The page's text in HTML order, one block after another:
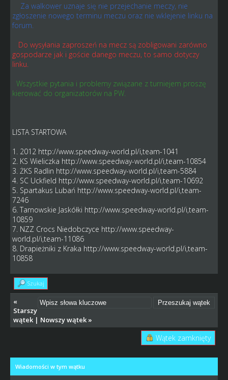
Za walkower uznaje się nie przejechanie meczy, nie
zgłoszenie nowego terminu meczu oraz nie wklejenie linku na
forum.
Do wysyłania zaproszeń na mecz są zobligowani zarówno
gospodarze jak i goście danego meczu, to samo dotyczy
linku.
Wszystkie pytania i problemy związane z turniejem proszę
kierować do organizatorów na PW.
LISTA STARTOWA
1. 2012 http://www.speedway-world.pl/i,team-1041
2. KS Wieliczka http://www.speedway-world.pl/i,team-10854
3. ŻKS Radlin http://www.speedway-world.pl/i,team-5884
4. SC Uckfield http://www.speedway-world.pl/i,team-10692
5. Spartakus Lubań http://www.speedway-world.pl/i,team-
7246
6. Tarnowskie Jaskółki http://www.speedway-world.pl/i,team-
10859
7. NZZ Crocs Niedobczyce http://www.speedway-
world.pl/i,team-11086
8. Drapieżniki z Kraka http://www.speedway-world.pl/i,team-
10858
Szukaj
«
Starszy
wątek| Nowszy wątek»
Wątek zamknięty
Wiadomości w tym wątku